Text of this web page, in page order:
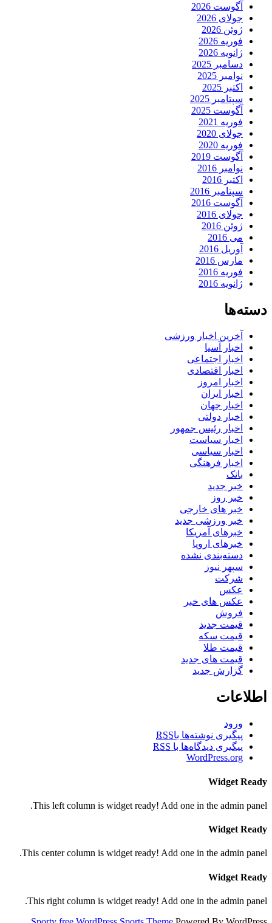
آگوست 2026
جولای 2026
ژوئن 2026
فوریه 2026
ژانویه 2026
دسامبر 2025
نوامبر 2025
اکتبر 2025
سپتامبر 2025
آگوست 2025
فوریه 2021
جولای 2020
فوریه 2020
آگوست 2019
نوامبر 2016
اکتبر 2016
سپتامبر 2016
آگوست 2016
جولای 2016
ژوئن 2016
می 2016
آوریل 2016
مارس 2016
فوریه 2016
ژانویه 2016
دسته‌ها
آخرین اخبار ورزشی
اخبار آسیا
اخبار اجتماعی
اخبار اقتصادی
اخبار امروز
اخبار ایران
اخبار جهان
اخبار دولتی
اخبار رئیس جمهور
اخبار سیاست
اخبار سیاسی
اخبار فرهنگی
بانک
خبر جدید
خبر روز
خبر های خارجی
خبر ورزشی جدید
خبرهای آمریکا
خبرهای اروپا
دسته‌بندی نشده
سپهر نیوز
شرکت
عکس
عکس های خبر
فروش
قیمت جدید
قیمت سکه
قیمت طلا
قیمت های جدید
گزارش جدید
اطلاعات
ورود
پیگیری نوشته‌ها باRSS
پیگیری دیدگاه‌ها با RSS
WordPress.org
Widget Ready
This left column is widget ready! Add one in the admin panel.
Widget Ready
This center column is widget ready! Add one in the admin panel.
Widget Ready
This right column is widget ready! Add one in the admin panel.